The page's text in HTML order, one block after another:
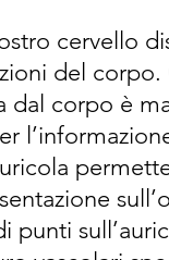
cervello
del corpo.
corpo è
punti